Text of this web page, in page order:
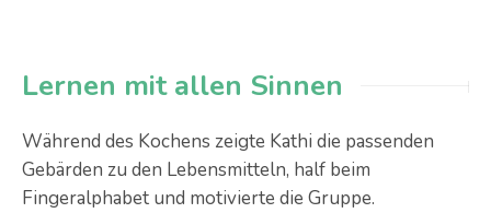
Lernen mit allen Sinnen
Während des Kochens zeigte Kathi die passenden
Gebärden zu den Lebensmitteln, half beim
Fingeralphabet und motivierte die Gruppe.